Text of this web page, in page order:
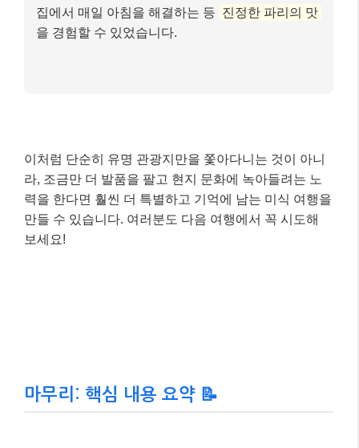
집에서 매일 아침을 해결하는 등 진정한 파리의 맛
을 경험할 수 있었습니다.
이처럼 단순히 유명 관광지만을 쫓아다니는 것이 아니
라, 조금만 더 발품을 팔고 현지 문화에 녹아들려는 노
력을 한다면 훨씬 더 특별하고 기억에 남는 미식 여행을
만들 수 있습니다. 여러분도 다음 여행에서 꼭 시도해
보세요!
마무리: 핵심 내용 요약 📝